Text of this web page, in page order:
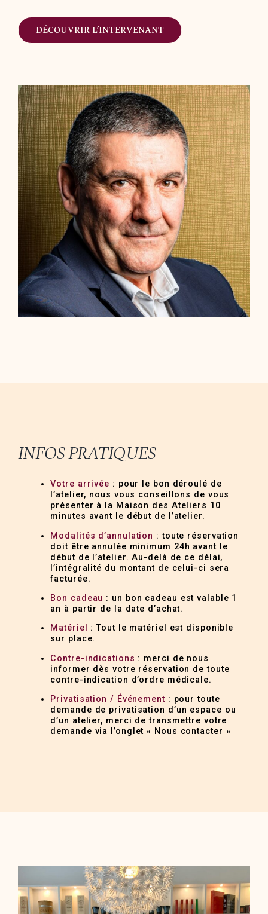
DÉCOUVRIR L’INTERVENANT
INFOS PRATIQUES
Votre arrivée : pour le bon déroulé de
l’atelier, nous vous conseillons de vous
présenter à la Maison des Ateliers 10
minutes avant le début de l’atelier.
Modalités d’annulation : toute réservation
doit être annulée minimum 24h avant le
début de l’atelier. Au-delà de ce délai,
l’intégralité du montant de celui-ci sera
facturée.
Bon cadeau : un bon cadeau est valable 1
an à partir de la date d’achat.
Matériel : Tout le matériel est disponible
sur place.
Contre-indications : merci de nous
informer dès votre réservation de toute
contre-indication d’ordre médicale.
Privatisation / Événement : pour toute
demande de privatisation d’un espace ou
d’un atelier, merci de transmettre votre
demande via l’onglet « Nous contacter »